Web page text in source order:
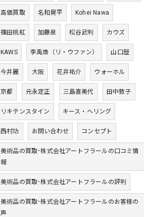
高価買取 名和晃平 Kohei Nawa
篠田桃紅 加藤泉 松谷武判 カウズ
KAWS 李禹煥（リ・ウファン） 山口歴
今井麗 大阪 花井祐介 ウォーホル
京都 元永定正 三島喜美代 田中敦子
リキテンスタイン キース・ヘリング
西村功 お問い合わせ コンセプト
美術品の買取･株式会社アートフラールの口コミ情
報
美術品の買取･株式会社アートフラールの評判
美術品の買取･株式会社アートフラールのお客様の
声